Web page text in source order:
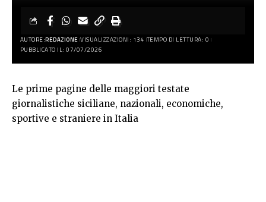
AUTORE:REDAZIONE VISUALIZZAZIONI: 134 TEMPO DI LETTURA: 0
PUBBLICATO IL: 07/07/2026
Le prime pagine delle maggiori testate
giornalistiche siciliane, nazionali, economiche,
sportive e straniere in Italia